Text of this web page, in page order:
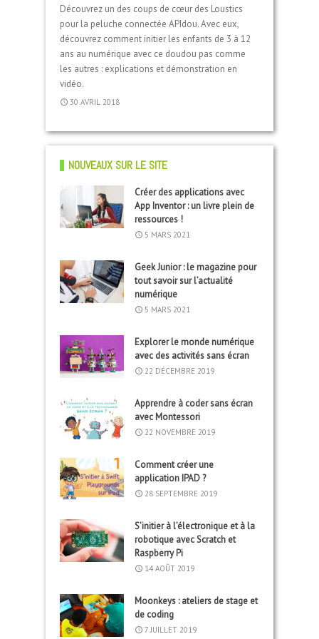
Découvrez un des coups de cœur des Loustics
pour la peluche connectée APIdou. Avec eux,
découvrez comment initier les enfants de 3 à 12
ans au numérique avec ce doudou pas comme
les autres : explications et démonstration en
vidéo.
30 AVRIL 2018
25 NOVEMBRE 2017
28 OCTOBRE 2017
NOUVEAUX SUR LE SITE
Créer des applications avec
App Inventor : un livre plein de
ressources !
5 MARS 2021
Geek Junior : le magazine pour
tout savoir sur l’actualité
numérique
5 MARS 2021
Explorer le monde numérique
avec des activités sans écran
22 DÉCEMBRE 2019
Apprendre à coder sans écran
avec Montessori
22 NOVEMBRE 2019
Comment créer une
application IPAD ?
28 SEPTEMBRE 2019
S’initier à l’électronique et à la
robotique avec Scratch et
Raspberry Pi
14 AOÛT 2019
Moonkeys : ateliers de stage et
de coding
7 JUILLET 2019